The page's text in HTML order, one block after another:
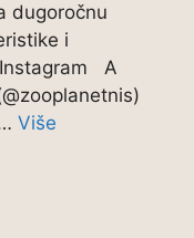
dugoročnu
i
A
Više